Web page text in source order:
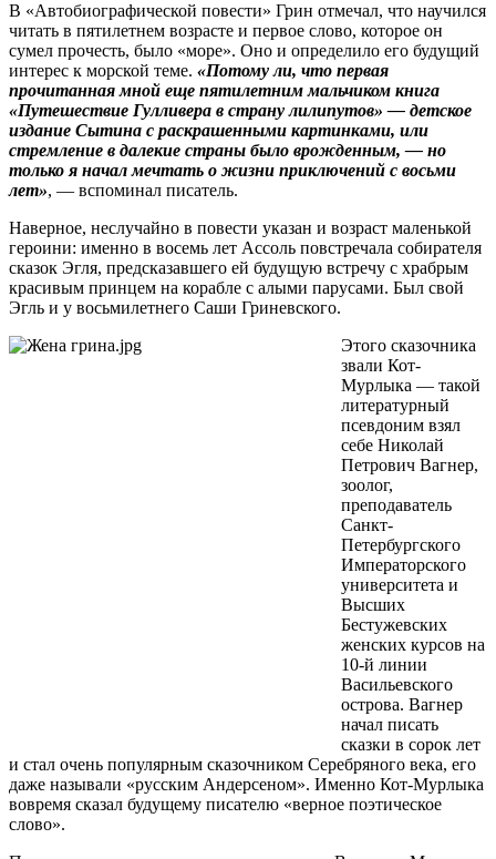
В «Автобиографической повести» Грин отмечал, что научился
читать в пятилетнем возрасте и первое слово, которое он
сумел прочесть, было «море». Оно и определило его будущий
интерес к морской теме. «Потому ли, что первая
прочитанная мной еще пятилетним мальчиком книга
«Путешествие Гулливера в страну лилипутов» — детское
издание Сытина с раскрашенными картинками, или
стремление в далекие страны было врожденным, — но
только я начал мечтать о жизни приключений с восьми
лет», — вспоминал писатель.
Наверное, неслучайно в повести указан и возраст маленькой
героини: именно в восемь лет Ассоль повстречала собирателя
сказок Эгля, предсказавшего ей будущую встречу с храбрым
красивым принцем на корабле с алыми парусами. Был свой
Эгль и у восьмилетнего Саши Гриневского.
Этого сказочника
звали Кот-
Мурлыка — такой
литературный
псевдоним взял
себе Николай
Петрович Вагнер,
зоолог,
преподаватель
Санкт-
Петербургского
Императорского
университета и
Высших
Бестужевских
женских курсов на
10‑й линии
Васильевского
острова. Вагнер
начал писать
сказки в сорок лет
и стал очень популярным сказочником Серебряного века, его
даже называли «русским Андерсеном». Именно Кот-Мурлыка
вовремя сказал будущему писателю «верное поэтическое
слово».